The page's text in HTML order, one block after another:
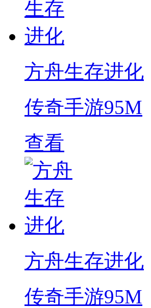
方舟生存进化
传奇手游95M
查看
方舟生存进化
传奇手游95M